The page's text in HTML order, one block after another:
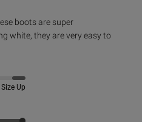
boots are super
white, they are very easy to
Up